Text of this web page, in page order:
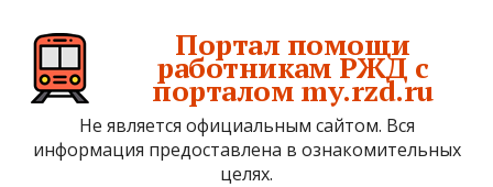
Портал помощи
работникам РЖД с
порталом my.rzd.ru
Не является официальным сайтом. Вся
информация предоставлена в ознакомительных
целях.